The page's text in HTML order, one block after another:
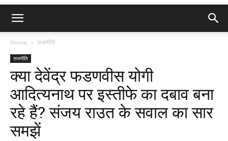
Home राजनीति
राजनीति
क्या देवेंद्र फडणवीस योगी
आदित्यनाथ पर इस्तीफे का दबाव बना
रहे हैं? संजय राउत के सवाल का सार
समझें